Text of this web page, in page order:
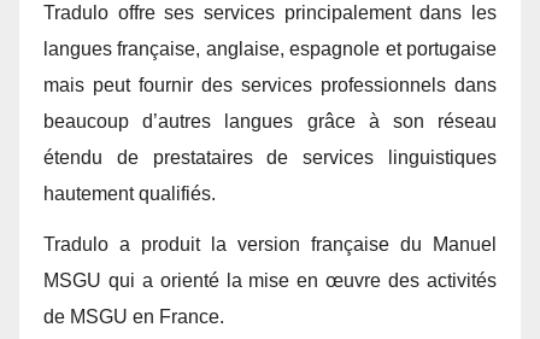
Tradulo offre ses services principalement dans les
langues française, anglaise, espagnole et portugaise
mais peut fournir des services professionnels dans
beaucoup d’autres langues grâce à son réseau
étendu de prestataires de services linguistiques
hautement qualifiés.
Tradulo a produit la version française du Manuel
MSGU qui a orienté la mise en œuvre des activités
de MSGU en France.